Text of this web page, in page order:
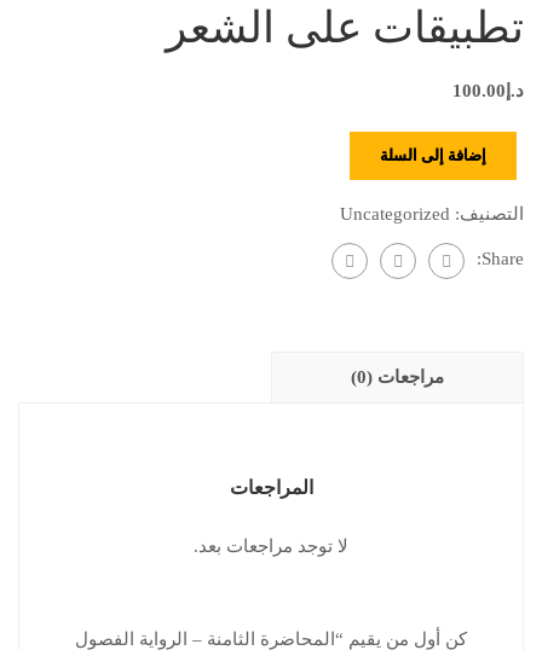
تطبيقات على الشعر
د.إ 100.00
إضافة إلى السلة
التصنيف: Uncategorized
Share:
مراجعات (0)
المراجعات
لا توجد مراجعات بعد.
كن أول من يقيم “المحاضرة الثامنة – الرواية الفصول